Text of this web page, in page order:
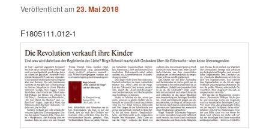
Veröffentlicht am23. Mai 2018
F1805111.012-1